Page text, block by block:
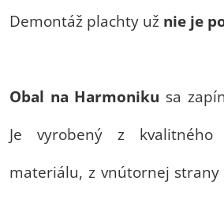
Demontáž plachty už nie je
Obal na Harmoniku sa
Je vyrobený z kvalitného
materiálu, z vnútornej strany